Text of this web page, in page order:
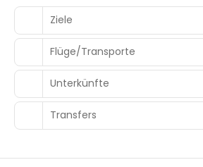
Ziele
Flüge/Transporte
Unterkünfte
Transfers